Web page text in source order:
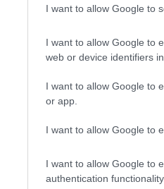
I want to allow Google to
I want to allow Google to
web or device identifiers
I want to allow Google to
or app.
I want to allow Google to
I want to allow Google to
authentication
on!
az elsők között legyen a